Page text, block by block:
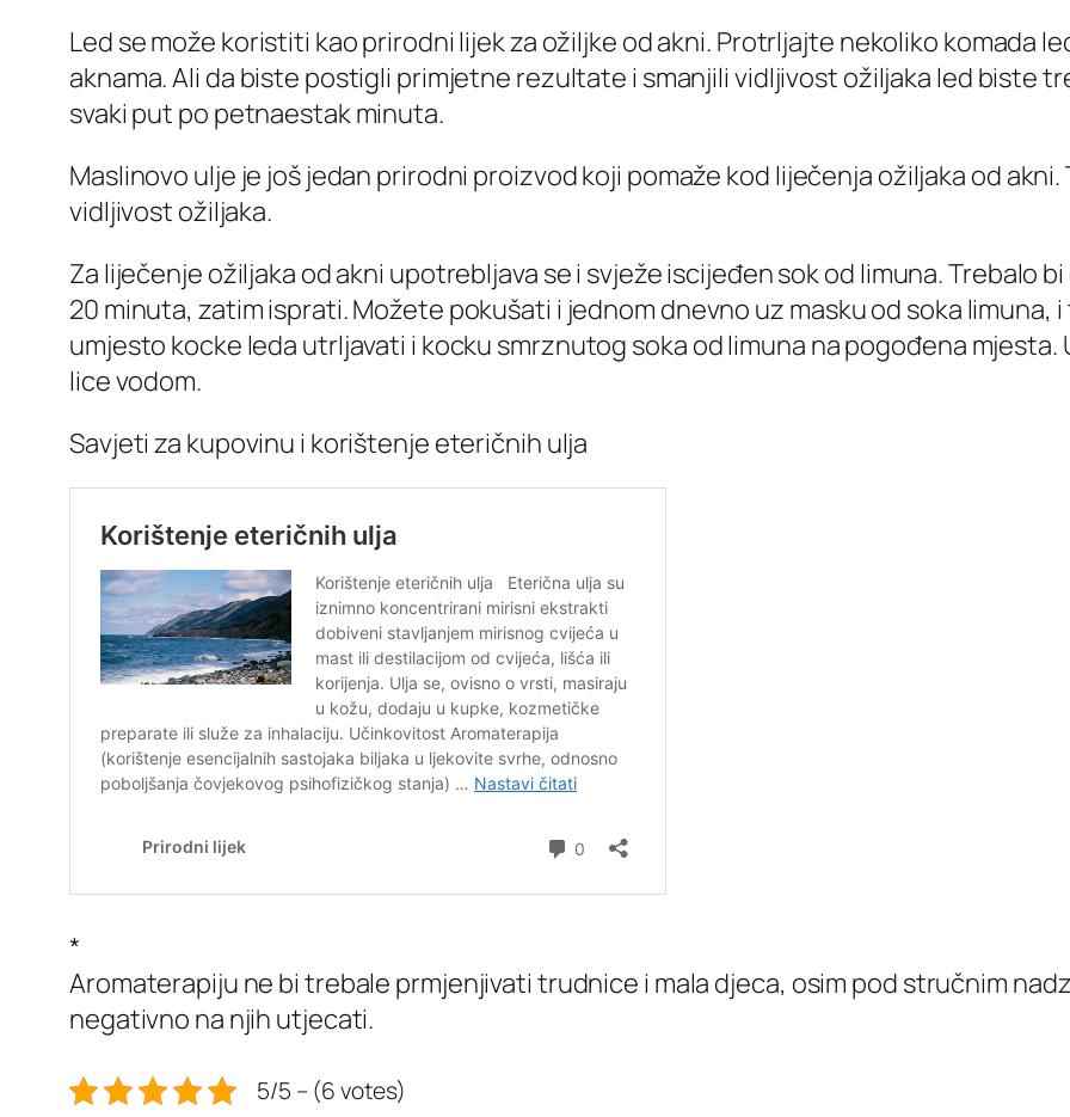
Led se može koristiti kao prirodni lijek za ožiljke od akni. Protrljajte nekoliko komada
aknama. Ali da biste postigli primjetne rezultate i smanjili vidljivost ožiljaka led biste
svaki put po petnaestak minuta.
Maslinovo ulje je još jedan prirodni proizvod koji pomaže kod liječenja ožiljaka od
vidljivost ožiljaka.
Za liječenje ožiljaka od akni upotrebljava se i svježe iscijeđen sok od limuna. Trebalo
20 minuta, zatim isprati. Možete pokušati i jednom dnevno uz masku od soka
umjesto kocke leda utrljavati i kocku smrznutog soka od limuna na pogođena
lice vodom.
Savjeti za kupovinu i korištenje eteričnih ulja
*
Aromaterapiju ne bi trebale prmjenjivati trudnice i mala djeca, osim pod stručnim
negativno na njih utjecati.
5/5 – (6 votes)